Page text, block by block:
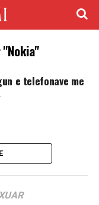
e telefonave me